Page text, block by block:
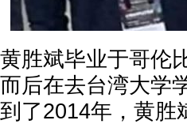
黄胜斌毕业于哥伦
而后在去台湾大学
到了2014年，黄胜